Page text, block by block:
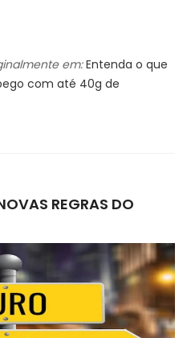
em: Entenda o que
com até 40g de
REGRAS DO